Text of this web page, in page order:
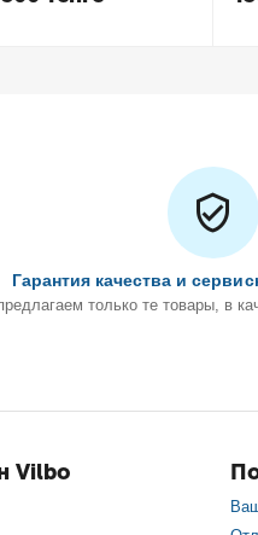
Гарантия качества и
только те товары, в
Vilbo